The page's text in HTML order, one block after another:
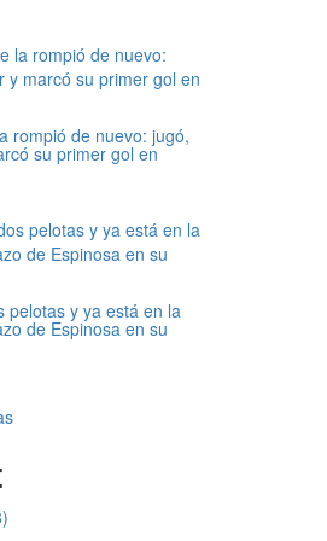
rompió de nuevo: jugó,
su primer gol en
pelotas y ya está en la
de Espinosa en su